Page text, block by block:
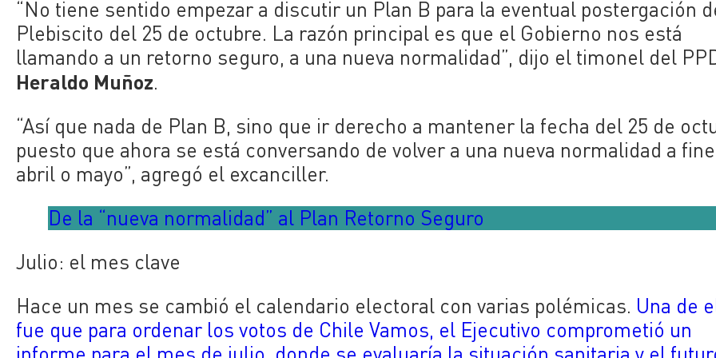
“No tiene sentido empezar a discutir un Plan B para la eventual postergación
Plebiscito del 25 de octubre. La razón principal es que el Gobierno nos está
llamando a un retorno seguro, a una nueva normalidad”, dijo el timonel del
Heraldo Muñoz.
“Así que nada de Plan B, sino que ir derecho a mantener la fecha del 25 de
puesto que ahora se está conversando de volver a una nueva normalidad a
abril o mayo”, agregó el excanciller.
De la “nueva normalidad” al Plan Retorno Seguro
Julio: el mes clave
Hace un mes se cambió el calendario electoral con varias polémicas. Una de
fue que para ordenar los votos de Chile Vamos, el Ejecutivo comprometió un